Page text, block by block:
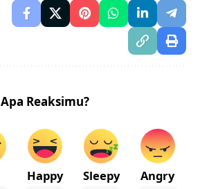
Apa Reaksimu?
Happy Sleepy Angry